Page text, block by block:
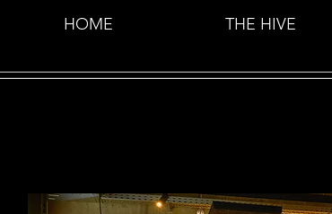
HOME THE HIVE